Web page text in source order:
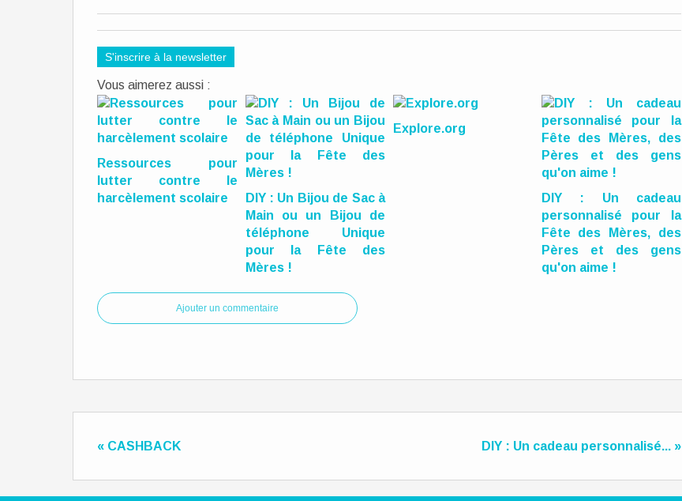
S'inscrire à la newsletter
Vous aimerez aussi :
Ressources pour
lutter contre le
harcèlement scolaire
DIY : Un Bijou de Sac à
Main ou un Bijou de
téléphone Unique
pour la Fête des
Mères !
Explore.org
DIY : Un cadeau
personnalisé pour la
Fête des Mères, des
Pères et des gens
qu'on aime !
Ajouter un commentaire
« CASHBACK DIY : Un cadeau personnalisé... »